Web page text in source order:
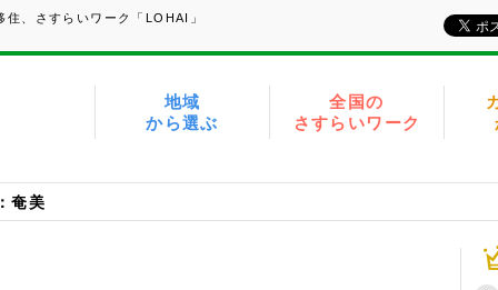
、さすらいワーク「LOHAI」
地域
から選ぶ
全国の
さすらいワーク
奄美